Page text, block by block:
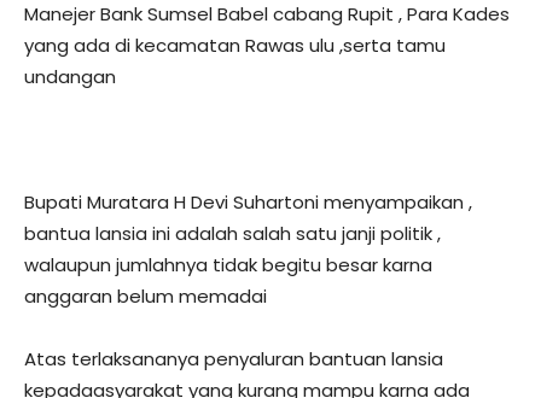
Manejer Bank Sumsel Babel cabang Rupit , Para Kades
yang ada di kecamatan Rawas ulu ,serta tamu
undangan
Bupati Muratara H Devi Suhartoni menyampaikan ,
bantua lansia ini adalah salah satu janji politik ,
walaupun jumlahnya tidak begitu besar karna
anggaran belum memadai
Atas terlaksananya penyaluran bantuan lansia
kepadaasyarakat yang kurang mampu karna ada